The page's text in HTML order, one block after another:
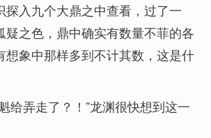
探入九个大鼎之中查看，过了一
疑之色，鼎中确实有数量不菲的各
想象中那样多到不计其数，这是什
给弄走了？！”龙渊很快想到这一